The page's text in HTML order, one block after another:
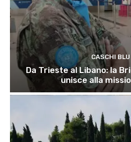
CASCHI BLU
Da Trieste al Libano: la
unisce alla